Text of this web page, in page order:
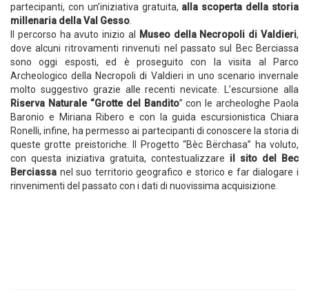
partecipanti, con un’iniziativa gratuita, alla scoperta della storia
millenaria della Val Gesso
Il percorso ha avuto inizio al
Museo della Necropoli di Valdieri,
dove alcuni ritrovamenti rinvenuti nel passato sul Bec Berciassa
sono oggi esposti, ed è proseguito con la visita al Parco
Archeologico della Necropoli di Valdieri in uno scenario invernale
molto suggestivo grazie alle recenti nevicate. L’escursione alla
Riserva Naturale “Grotte del Bandito” con le archeologhe Paola
Baronio e Miriana Ribero e con la guida escursionistica Chiara
Ronelli, infine, ha permesso ai partecipanti di conoscere la storia di
queste grotte preistoriche. Il Progetto “Bèc Bërchasa” ha voluto,
con questa iniziativa gratuita, contestualizzare il sito del Bec
Berciassa nel suo territorio geografico e storico e far dialogare i
rinvenimenti del passato con i dati di nuovissima acquisizione.